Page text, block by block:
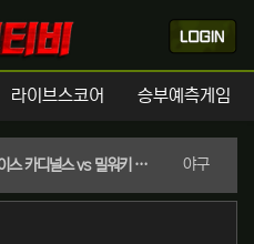
라이브스코어 승부예측게임
[07/07 MLB 무료중계] 세인트루이스 카디널스 vs 밀워키 브루어스 스포츠분석 & 실시간좌표 (밀워키 +1.5 핸디캡 / 언오버 9.5) 야구분류